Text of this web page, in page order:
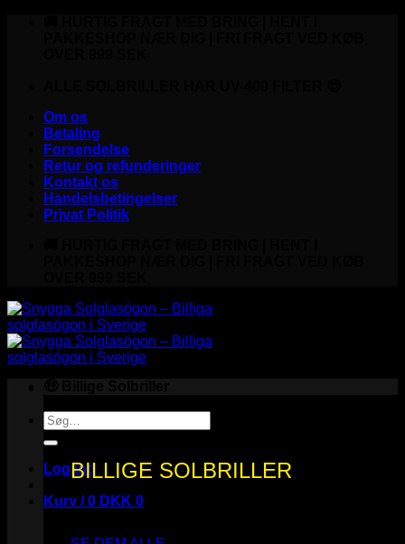
Om os
Betaling
Forsendelse
Retur og refunderinger
Kontakt os
Handelsbetingelser
Privat Politik
Søg
efter:
Log ind
Kurv /0 DKK 0
BILLIGE SOLBRILLER